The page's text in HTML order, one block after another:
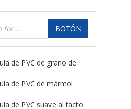
BOTÓN
de PVC de grano de
de PVC de mármol
de PVC suave al tacto